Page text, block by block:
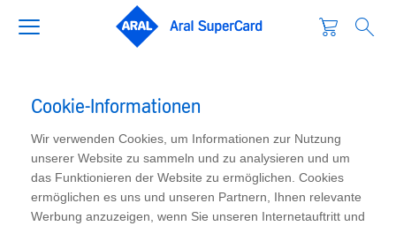
Cookie-Informationen
Wir verwenden Cookies, um Informationen zur Nutzung
unserer Website zu sammeln und zu analysieren und um
das Funktionieren der Website zu ermöglichen. Cookies
ermöglichen es uns und unseren Partnern, Ihnen relevante
Werbung anzuzeigen, wenn Sie unseren Internetauftritt und